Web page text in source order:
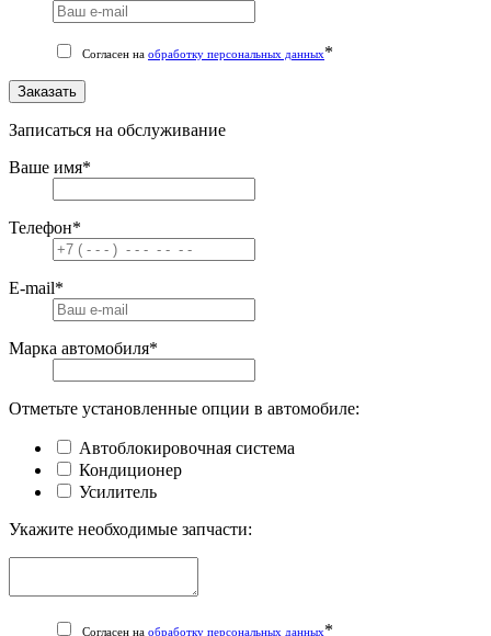
Согласен на обработку персональных данных*
Заказать
Записаться на обслуживание
Ваше имя*
Телефон*
E-mail*
Марка автомобиля*
Отметьте установленные опции в автомобиле:
Автоблокировочная система
Кондиционер
Усилитель
Укажите необходимые запчасти:
Согласен на обработку персональных данных*